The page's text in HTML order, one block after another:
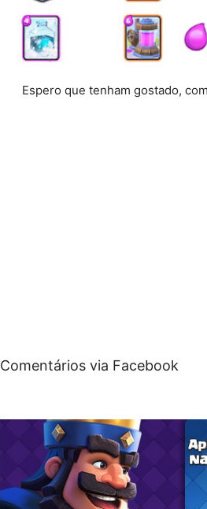
Espero que tenham gostado,
Comentários via Facebook